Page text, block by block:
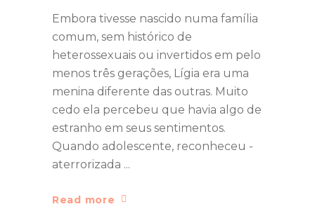
Embora tivesse nascido numa família
comum, sem histórico de
heterossexuais ou invertidos em pelo
menos três gerações, Lígia era uma
menina diferente das outras. Muito
cedo ela percebeu que havia algo de
estranho em seus sentimentos.
Quando adolescente, reconheceu -
aterrorizada
Read more